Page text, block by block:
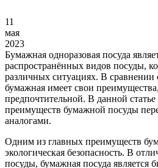
11
мая
2023
Бумажная одноразовая посуда
распространённых видов посуды,
различных ситуациях. В сравнении
бумажная имеет свои
предпочтительной. В данной
преимуществ бумажной посуды
аналогами.
Одним из главных преимуществ
экологическая безопасность. В
посуды, бумажная посуда является